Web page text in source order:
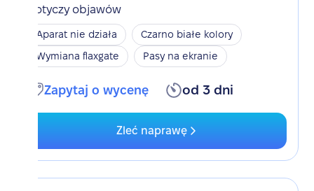
Dotyczy objawów
Aparat nie działa
Czarno białe kolory
Wymiana flaxgate
Pasy na ekranie
Zapytaj o wycenę od 3 dni
Zleć naprawę